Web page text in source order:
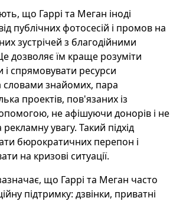
що Гаррі та Меган іноді
публічних фотосесій і промов на
зустрічей з благодійними
дозволяє їм краще розуміти
і спрямовувати ресурси
словами знайомих, пара
проектів, пов'язаних із
не афішуючи донорів і не
увагу. Такий підхід
бюрократичних перепон і
на кризові ситуації.
що Гаррі та Меган часто
підтримку: дзвінки, приватні